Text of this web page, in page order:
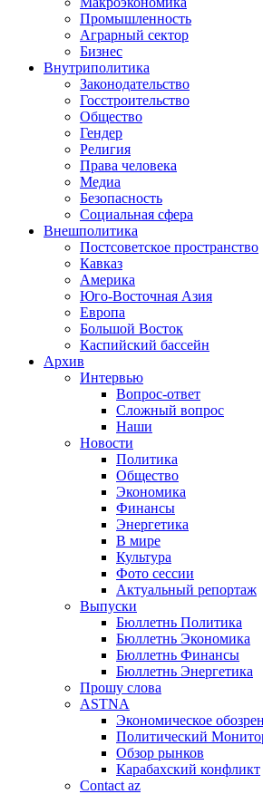
Промышленность
Аграрный сектор
Бизнес
Внутриполитика
Законодательство
Госстроительство
Общество
Гендер
Религия
Права человека
Медиа
Безопасность
Социальная сфера
Внешполитика
Постсоветское пространство
Кавказ
Америка
Юго-Восточная Азия
Европа
Большой Восток
Каспийский бассейн
Архив
Интервью
Вопрос-ответ
Сложный вопрос
Наши
Новости
Политика
Общество
Экономика
Финансы
Энергетика
В мире
Культура
Фото сессии
Актуальный репортаж
Выпуски
Бюллетнь Политика
Бюллетнь Экономика
Бюллетнь Финансы
Бюллетнь Энергетика
Прошу слова
ASTNA
Экономическое
Политический
Обзор рынков
Карабахский конфликт
Contact az